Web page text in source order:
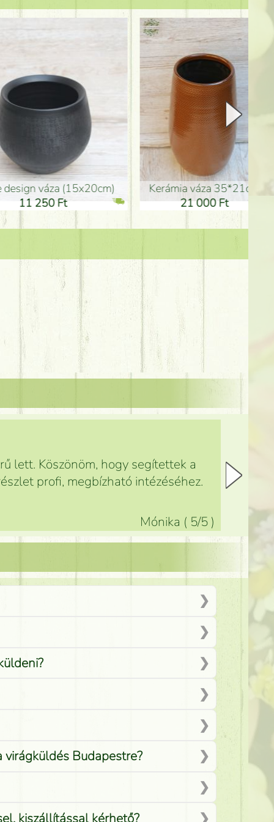
Kerámia váza 35*21cm
21 000 Ft
ballagó fiú fa betűző
1 300 Ft
lett. Köszönöm, hogy segítettek a
profi, megbízható intézéséhez.
Mónika ( 5/5 )
virágküldés Budapestre?
kiszállítással kérhető?